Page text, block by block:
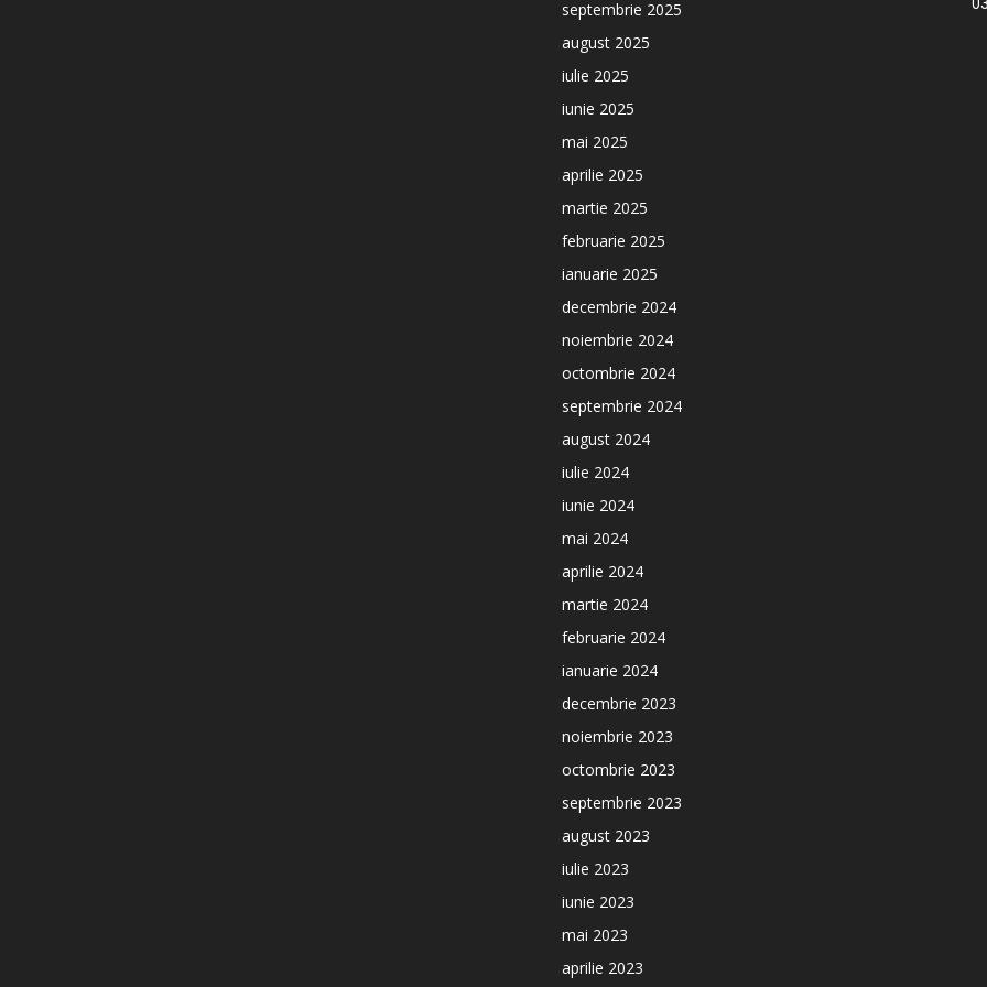
septembrie 2025
august 2025
iulie 2025
iunie 2025
mai 2025
aprilie 2025
martie 2025
februarie 2025
ianuarie 2025
decembrie 2024
noiembrie 2024
octombrie 2024
septembrie 2024
august 2024
iulie 2024
iunie 2024
mai 2024
aprilie 2024
martie 2024
februarie 2024
ianuarie 2024
decembrie 2023
noiembrie 2023
octombrie 2023
septembrie 2023
august 2023
iulie 2023
iunie 2023
mai 2023
aprilie 2023